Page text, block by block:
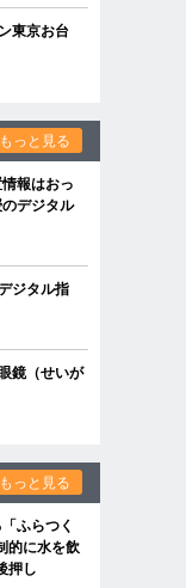
東京お台
もっと見る
報はおっ
デジタル
ジタル指
鏡（せいが
もっと見る
ふらつく
的に水を飲
押し